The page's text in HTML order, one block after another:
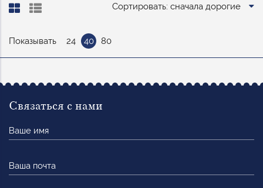
Сортировать: сначала дорогие
Показывать 24 40 80
Связаться с нами
имя
почта